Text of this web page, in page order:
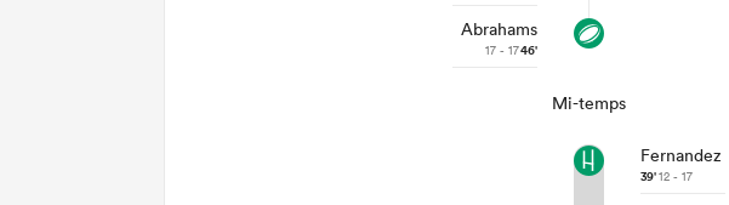
Abrahams
17 - 1746'
Mi-temps
Fernandez
39'12 - 17